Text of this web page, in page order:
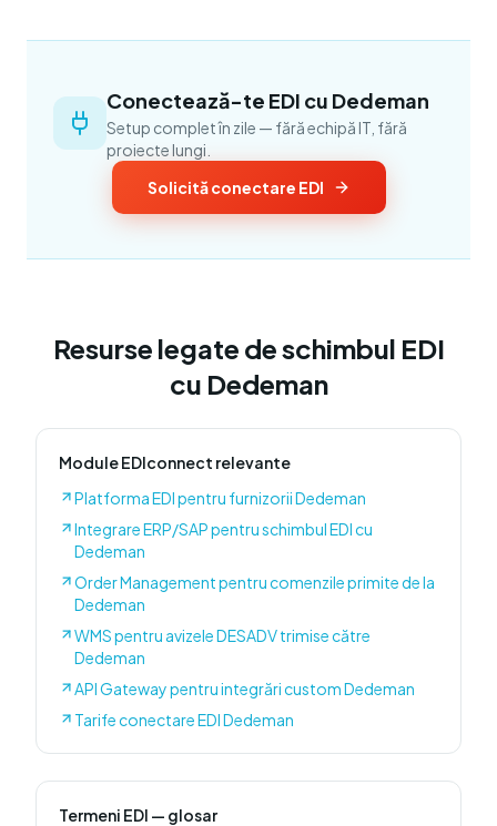
Conectează-te EDI cu Dedeman
Setup complet în zile — fără echipă IT, fără
proiecte lungi.
Solicită conectare EDI
Resurse legate de schimbul EDI
cu Dedeman
Module EDIconnect relevante
Platforma EDI pentru furnizorii Dedeman
Integrare ERP/SAP pentru schimbul EDI cu
Dedeman
Order Management pentru comenzile primite de la
Dedeman
WMS pentru avizele DESADV trimise către
Dedeman
API Gateway pentru integrări custom Dedeman
Tarife conectare EDI Dedeman
Termeni EDI — glosar